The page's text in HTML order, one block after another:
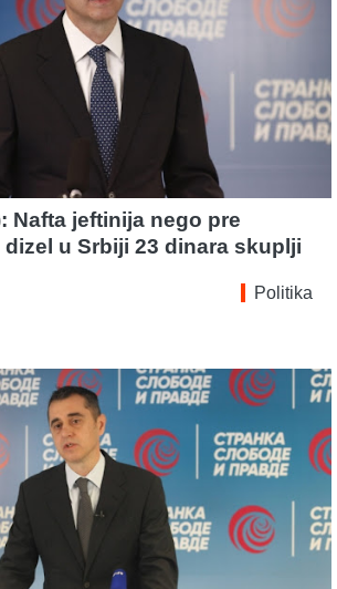
Nafta jeftinija nego pre
dizel u Srbiji 23 dinara skuplji
Politika